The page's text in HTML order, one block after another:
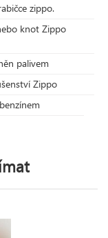
zippo.
knot Zippo
palivem
Zippo